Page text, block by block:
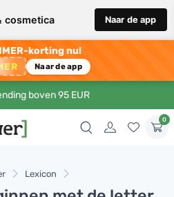
cosmetica Naar de app
korting nu!
Naar de app
boven 95 EUR
0
Lexicon